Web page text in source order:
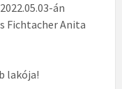
án
Fichtacher Anita
lakója!